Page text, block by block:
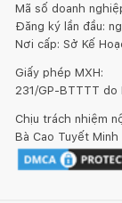
Mã số doanh
Đăng ký lần đầu:
Nơi cấp: Sở Kế
Giấy phép MXH:
231/GP-BTTTT
Chịu trách nhiệm
Bà Cao Tuyết Minh